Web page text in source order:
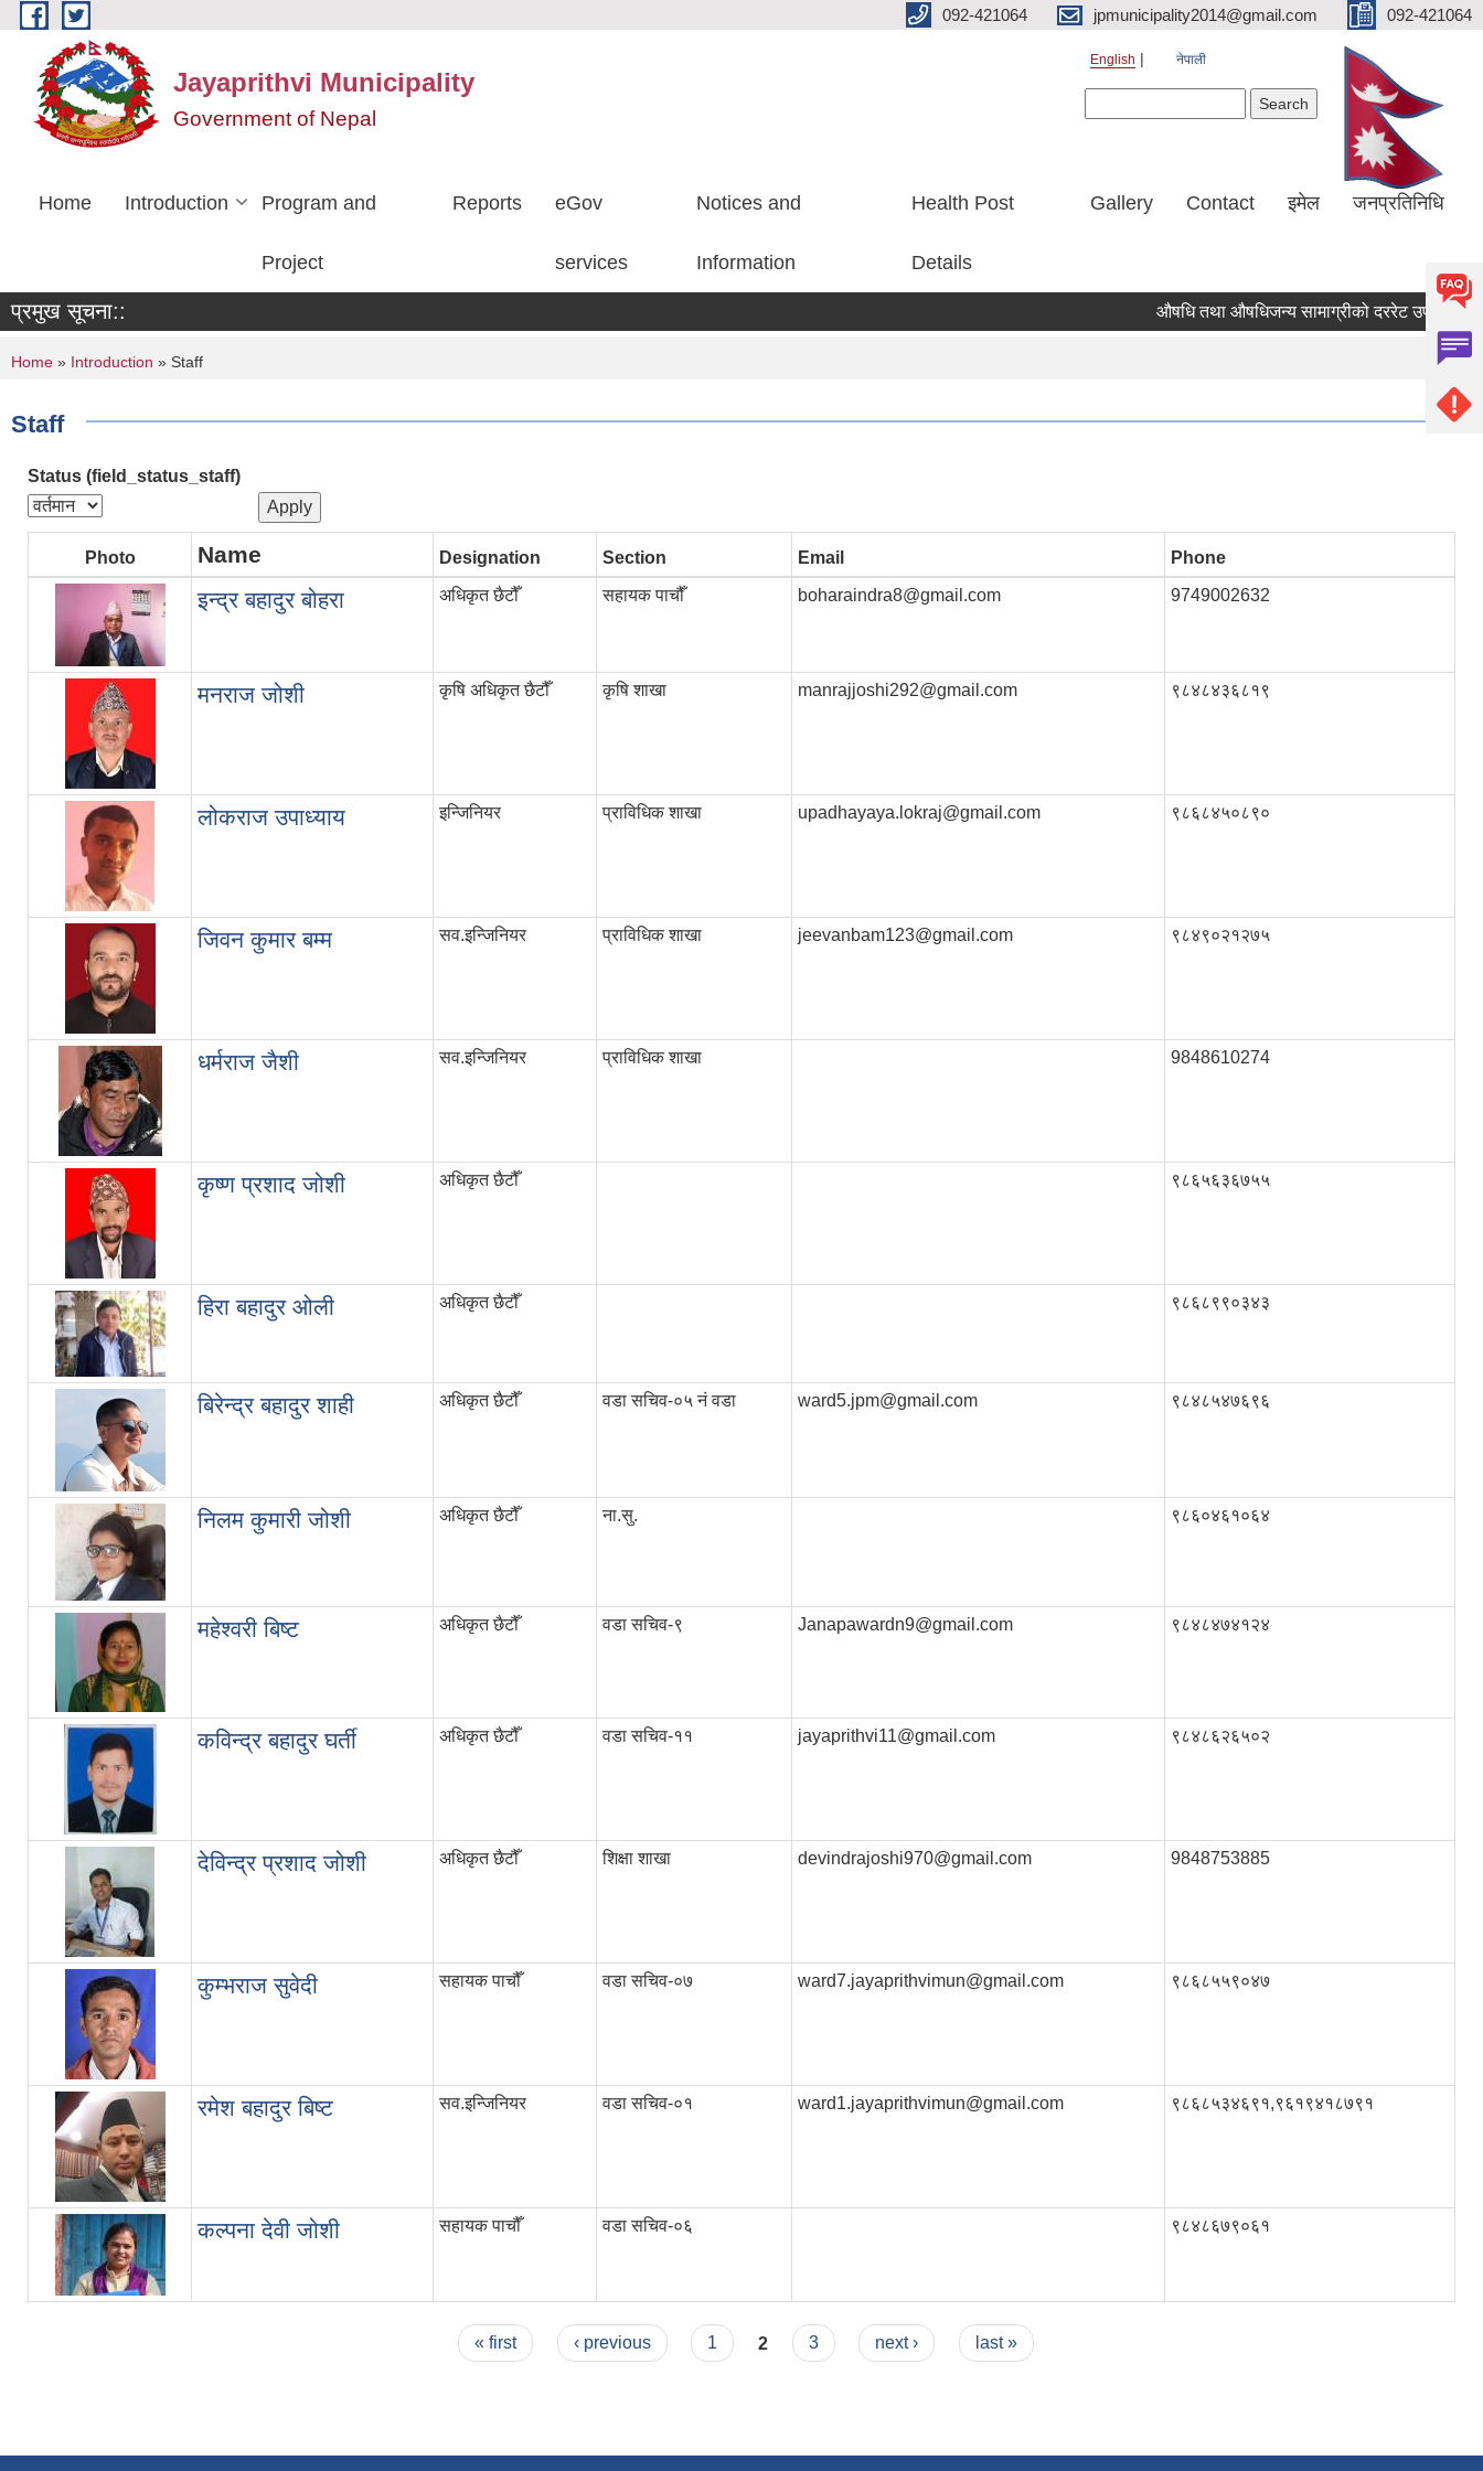
Skip to main content 092-421064 jpmunicipality2014@gmail.com 092-421064
Jayaprithvi Municipality
Government of Nepal
English नेपाली
Home Introduction Program and
Project
Reports eGov
services
Notices and
Information
Health Post
Details
Gallery Contact इमेल जनप्रतिनिधि
प्रमुख सूचना:: औषधि तथा औषधिजन्य सामाग्रीको दररेट उपलब्ध
You are here
Home » Introduction » Staff
Staff
Status (field_status_staff)
Photo Name Designation Section Email Phone
इन्द्र बहादुर बोहरा अधिकृत छैटौँ सहायक पाचौँ boharaindra8@gmail.com 9749002632
मनराज जोशी कृषि अधिकृत छैटौँ कृषि शाखा manrajjoshi292@gmail.com ९८४८४३६८१९
लोकराज उपाध्याय इन्जिनियर प्राविधिक शाखा upadhayaya.lokraj@gmail.com ९८६८४५०८९०
जिवन कुमार बम्म सव.इन्जिनियर प्राविधिक शाखा jeevanbam123@gmail.com ९८४९०२१२७५
धर्मराज जैशी सव.इन्जिनियर प्राविधिक शाखा 9848610274
कृष्ण प्रशाद जोशी अधिकृत छैटौँ ९८६५६३६७५५
हिरा बहादुर ओली अधिकृत छैटौँ ९८६८९९०३४३
बिरेन्द्र बहादुर शाही अधिकृत छैटौँ वडा सचिव-०५ नं वडा ward5.jpm@gmail.com ९८४८५४७६९६
निलम कुमारी जोशी अधिकृत छैटौँ ना.सु. ९८६०४६१०६४
महेश्वरी बिष्ट अधिकृत छैटौँ वडा सचिव-९ Janapawardn9@gmail.com ९८४८४७४१२४
कविन्द्र बहादुर घर्ती अधिकृत छैटौँ वडा सचिव-११ jayaprithvi11@gmail.com ९८४८६२६५०२
देविन्द्र प्रशाद जोशी अधिकृत छैटौँ शिक्षा शाखा devindrajoshi970@gmail.com 9848753885
कुम्भराज सुवेदी सहायक पाचौँ वडा सचिव-०७ ward7.jayaprithvimun@gmail.com ९८६८५५९०४७
रमेश बहादुर बिष्ट सव.इन्जिनियर वडा सचिव-०१ ward1.jayaprithvimun@gmail.com ९८६८५३४६९१,९६१९४१८७९१
कल्पना देवी जोशी सहायक पाचौँ वडा सचिव-०६ ९८४८६७९०६१
« first ‹ previous 1 2 3 next › last »